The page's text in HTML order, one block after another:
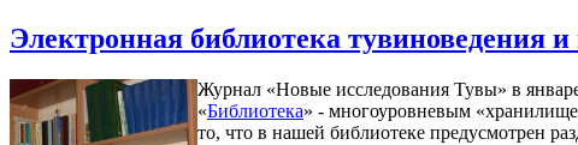
Электронная библиотека тувиноведения
Журнал «Новые исследования Тувы» в
«Библиотека» - многоуровневым
то, что в нашей библиотеке предусмотрен